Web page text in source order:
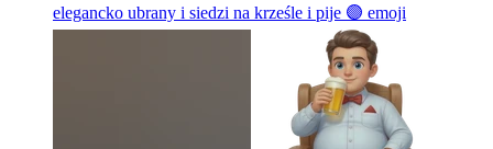
elegancko ubrany i siedzi na krześle i pije 🟣 emoji